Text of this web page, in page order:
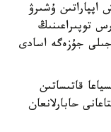
اپپاراتىن ۇشىرۋ
مارس توپىراعىنىڭ
جيناپ، جەرگە جەتكىزۋ 2031-جىلى جۇزەگە اسادى
قاتىساتىن
حابارلانعان